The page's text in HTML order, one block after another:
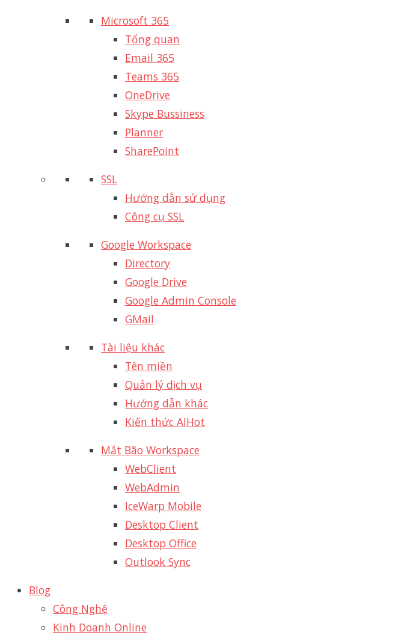
Microsoft 365
Tổng quan
Email 365
Teams 365
OneDrive
Skype Bussiness
Planner
SharePoint
SSL
Hướng dẫn sử dụng
Công cụ SSL
Google Workspace
Directory
Google Drive
Google Admin Console
GMail
Tài liệu khác
Tên miền
Quản lý dịch vụ
Hướng dẫn khác
Kiến thức AIHot
Mắt Bão Workspace
WebClient
WebAdmin
IceWarp Mobile
Desktop Client
Desktop Office
Outlook Sync
Blog
Công Nghệ
Kinh Doanh Online